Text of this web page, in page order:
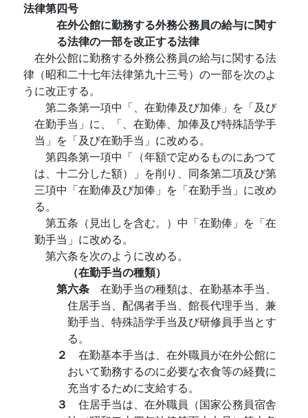
法律第四号
在外公館に勤務する外務公務員の給与に関す
る法律の一部を改正する法律
在外公館に勤務する外務公務員の給与に関する法
律（昭和二十七年法律第九十三号）の一部を次のよ
うに改正する。
第二条第一項中「、在勤俸及び加俸」を「及び
在勤手当」に、「、在勤俸、加俸及び特殊語学手
当」を「及び在勤手当」に改める。
第四条第一項中「（年額で定めるものにあつて
は、十二分した額）」を削り、同条第二項及び第
三項中「在勤俸及び加俸」を「在勤手当」に改め
る。
第五条（見出しを含む。）中「在勤俸」を「在
勤手当」に改める。
第六条を次のように改める。
（在勤手当の種類）
第六条 在勤手当の種類は、在勤基本手当、
住居手当、配偶者手当、館長代理手当、兼
勤手当、特殊語学手当及び研修員手当とす
る。
２ 在勤基本手当は、在外職員が在外公館に
おいて勤務するのに必要な衣食等の経費に
充当するために支給する。
３ 住居手当は、在外職員（国家公務員宿舎